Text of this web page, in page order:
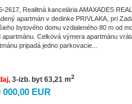
2617, Realitná kancelária AMAXADES
apartmán v dedinke PRIVLAKA, pri
bytového domu vzdialeného 80 m od
apartmánu. Celková výmera apartmánu
pripadá jedno parkovacie...
3-izb. byt 63,21 m2
000,00 EUR